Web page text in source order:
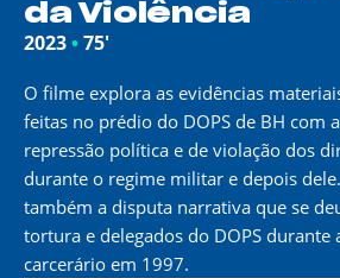
da Violência
2023•75'
O filme explora as evidências
feitas no prédio do DOPS de BH com a
repressão política e de violação dos
durante o regime militar e depois dele.
também a disputa narrativa que se
tortura e delegados do DOPS durante
carcerário em 1997.